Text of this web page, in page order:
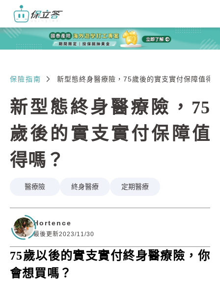
保險指南 新型態終身醫療險，75歲後的實支實付保障值得
新型態終身醫療險，75
歲後的實支實付保障值
得嗎？
醫療險 終身醫療 定期醫療
Hortence
最後更新2023/11/30
75歲以後的實支實付終身醫療險，你
會想買嗎？